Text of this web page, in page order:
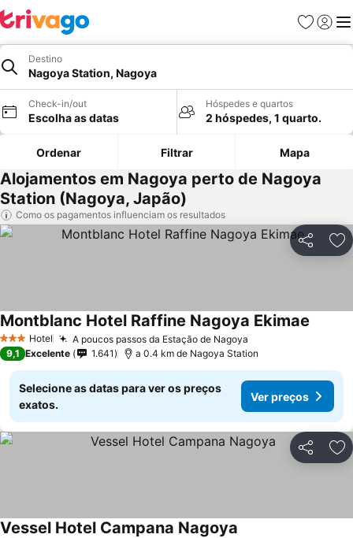
Favoritos
Iniciar
Destino
Nagoya Station, Nagoya
Check-in/out
Escolha as datas
Hóspedes e quartos
2 hóspedes, 1 quarto.
Ordenar Filtrar Mapa
Alojamentos em Nagoya perto de Nagoya
Station (Nagoya, Japão)
Como os pagamentos influenciam os resultados
Partilhar
3 EstrelasHotel A poucos passos da Estação de Nagoya
Montblanc Hotel Raffine Nagoya Ekimae
9,1 Excelente 1.641 a 0.4 km de Nagoya Station
Selecione as datas para ver os preços
exatos.
Ver preços
Partilhar
Vessel Hotel Campana Nagoya